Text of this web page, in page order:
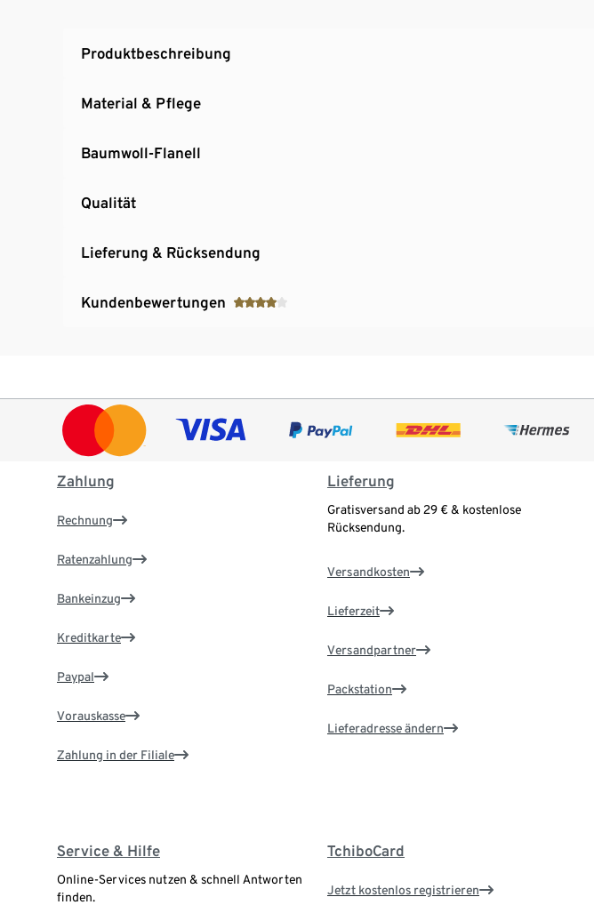
Produktbeschreibung
Material & Pflege
Baumwoll-Flanell
Qualität
Lieferung & Rücksendung
Kundenbewertungen
Zahlung
Rechnung
Ratenzahlung
Bankeinzug
Kreditkarte
Paypal
Vorauskasse
Zahlung in der Filiale
Lieferung
Gratisversand ab 29 € & kostenlose
Rücksendung.
Versandkosten
Lieferzeit
Versandpartner
Packstation
Lieferadresse ändern
Service & Hilfe
Online-Services nutzen & schnell Antworten
finden.
TchiboCard
Jetzt kostenlos registrieren